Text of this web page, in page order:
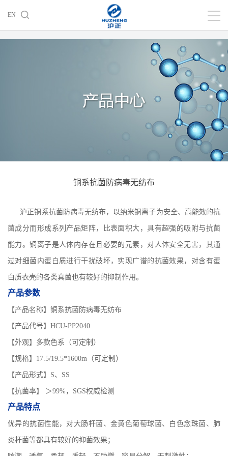
EN
铜系抗菌防病毒无纺布
沪正铜系抗菌防病毒无纺布，以纳米铜离子为安全、高能效的抗
菌成分而形成系列产品矩阵，比表面积大，具有超强的吸附与抗菌
能力。铜离子是人体内存在且必要的元素，对人体安全无害，其通
过对细菌内蛋白质进行干扰破坏，实现广谱的抗菌效果，对含有蛋
白质衣壳的各类真菌也有较好的抑制作用。
产品参数
【产品名称】铜系抗菌防病毒无纺布
【产品代号】HCU-PP2040
【外观】多款色系（可定制）
【规格】17.5/19.5*1600m（可定制）
【产品形式】S、SS
【抗菌率】 ＞99%，SGS权威检测
产品特点
优异的抗菌性能，对大肠杆菌、金黄色葡萄球菌、白色念珠菌、肺
炎杆菌等都具有较好的抑菌效果；